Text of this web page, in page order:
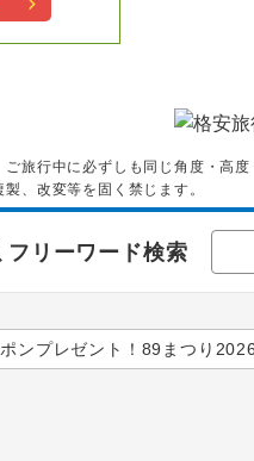
旅行中に必ずしも同じ角度・高
、改変等を固く禁じます。
フリーワード検索
ンプレゼント！89まつり2026